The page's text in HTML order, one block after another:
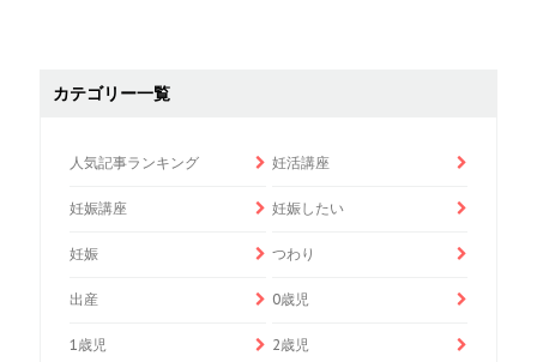
カテゴリー一覧
人気記事ランキング 妊活講座
妊娠講座 妊娠したい
妊娠 つわり
出産 0歳児
1歳児 2歳児